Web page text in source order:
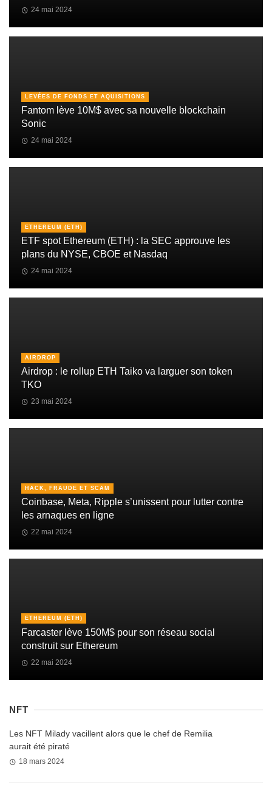
24 mai 2024
LEVÉES DE FONDS ET AQUISITIONS
Fantom lève 10M$ avec sa nouvelle blockchain
Sonic
24 mai 2024
ETHEREUM (ETH)
ETF spot Ethereum (ETH) : la SEC approuve les
plans du NYSE, CBOE et Nasdaq
24 mai 2024
AIRDROP
Airdrop : le rollup ETH Taiko va larguer son token
TKO
23 mai 2024
HACK, FRAUDE ET SCAM
Coinbase, Meta, Ripple s’unissent pour lutter contre
les arnaques en ligne
22 mai 2024
ETHEREUM (ETH)
Farcaster lève 150M$ pour son réseau social
construit sur Ethereum
22 mai 2024
NFT
Les NFT Milady vacillent alors que le chef de Remilia
aurait été piraté
18 mars 2024